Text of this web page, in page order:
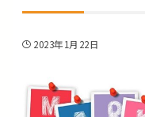
2023年1月22日